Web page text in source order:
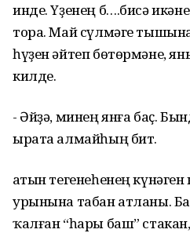
инде. Үҙенең б….бисә
тора. Май сүлмәге
һүҙен әйтеп бөтөрмәне,
килде.
- Әйҙә, минең янға баҫ.
ырата алмайһың бит.
Ҡатын тегенеһенең
урынына табан атланы.
ҡалған “һары баш”